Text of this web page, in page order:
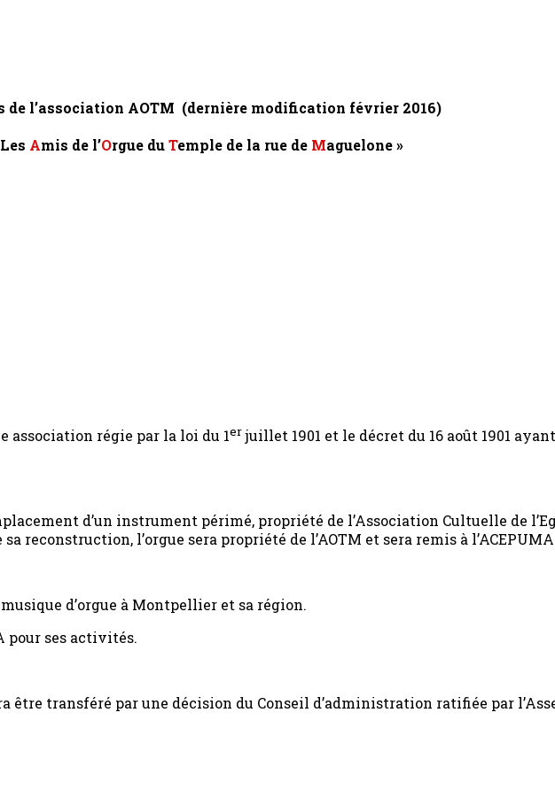
de l’association AOTM (dernière modification février 2016)
Amis de l’Orgue duTemple de la rue de Maguelone »
association régie par la loi du 1erjuillet 1901 et le décret du 16 août 1901
d’un instrument périmé, propriété de l’Association Cultuelle de
sa reconstruction, l’orgue sera propriété de l’AOTM et sera remis à
d’orgue à Montpellier et sa région.
pour ses activités.
être transféré par une décision du Conseil d’administration ratifiée par